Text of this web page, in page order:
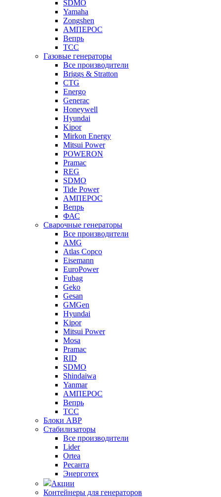
SDMO
Yamaha
Zongshen
АМПЕРОС
Вепрь
ТСС
Газовые генераторы
Все производители
Briggs & Stratton
CTG
Energo
Generac
Honeywell
Hyundai
Kipor
Mirkon Energy
Mitsui Power
POWERON
Pramac
REG
SDMO
Tide Power
АМПЕРОС
Вепрь
ФАС
Сварочные генераторы
Все производители
AMG
Atlas Copco
Eisemann
EuroPower
Fubag
Geko
Gesan
GMGen
Hyundai
Kipor
Mitsui Power
Mosa
Pramac
RID
SDMO
Shindaiwa
Yanmar
АМПЕРОС
Вепрь
ТСС
Блоки АВР
Стабилизаторы
Все производители
Lider
Ortea
Ресанта
Энерготех
Акции
Контейнеры для генераторов